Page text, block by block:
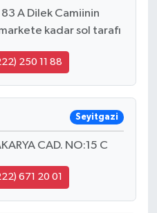
83 A Dilek Camiinin
kadar sol tarafı
250 11 88
Seyitgazi
CAD. NO:15 C
671 20 01